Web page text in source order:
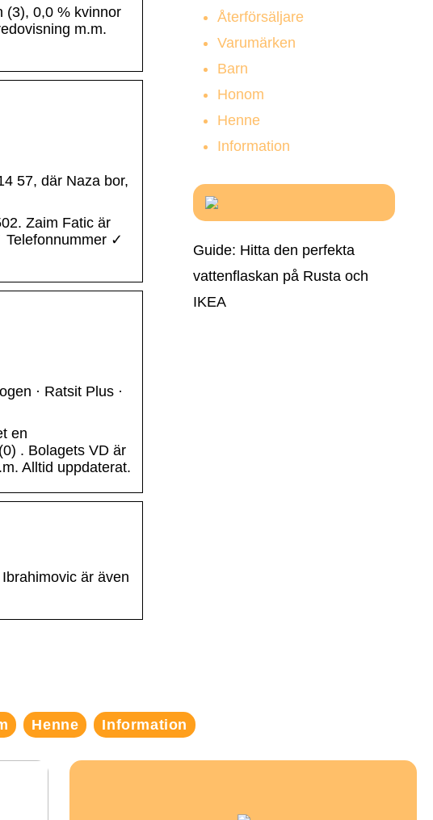
(3), 0,0 % kvinnor
m.m.
57, där Naza bor,
Zaim Fatic är
Telefonnummer ✓
· Ratsit Plus ·
en
. Bolagets VD är
Alltid uppdaterat.
är även
Återförsäljare
Varumärken
Barn
Honom
Henne
Information
Guide: Hitta den perfekta
vattenflaskan på Rusta och
IKEA
Henne Information